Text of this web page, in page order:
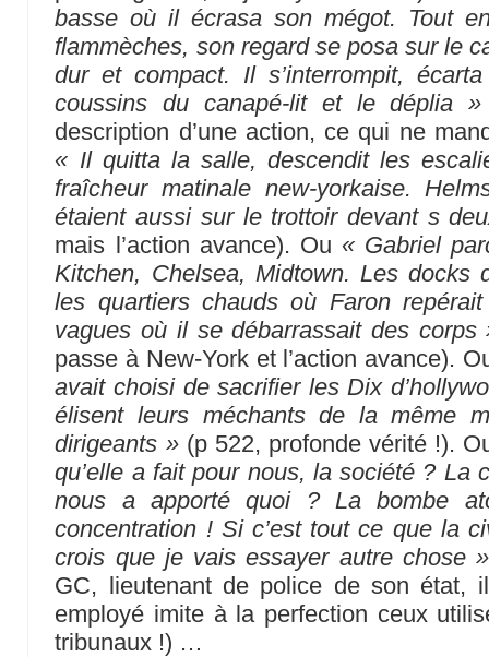
basse où il écrasa son mégot. Tout
flammèches, son regard se posa sur le
dur et compact. Il s’interrompit,
coussins du canapé-lit et le déplia »
description d’une action, ce qui ne
« Il quitta la salle, descendit les
fraîcheur matinale new-yorkaise.
étaient aussi sur le trottoir devant s
mais l’action avance). Ou « Gabriel
Kitchen, Chelsea, Midtown. Les docks
les quartiers chauds où Faron
vagues où il se débarrassait des corps
passe à New-York et l’action avance).
avait choisi de sacrifier les Dix
élisent leurs méchants de la même
dirigeants »(p 522, profonde vérité !).
qu’elle a fait pour nous, la société ? La
nous a apporté quoi ? La bombe
concentration ! Si c’est tout ce que la
crois que je vais essayer autre chose »
GC, lieutenant de police de son état,
employé imite à la perfection ceux
tribunaux !) …